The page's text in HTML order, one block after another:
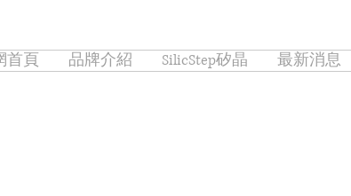
首頁 品牌介紹 SilicStep矽晶 最新消息